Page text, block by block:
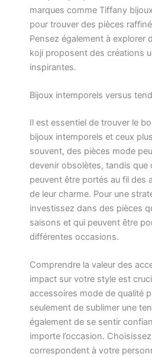
marques comme Tiffany
pour trouver des pièces
Pensez également à explorer
koji proposent des créations
inspirantes.
Bijoux intemporels versus
Il est essentiel de trouver le
bijoux intemporels et ceux
souvent, des pièces mode
devenir obsolètes, tandis que
peuvent être portés au fil des
de leur charme. Pour une
investissez dans des pièces
saisons et qui peuvent être
différentes occasions.
Comprendre la valeur des
impact sur votre style est
accessoires mode de qualité
seulement de sublimer une
également de se sentir
importe l’occasion.
correspondent à votre